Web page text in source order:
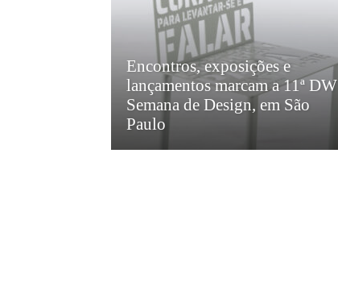
Encontros, exposições e
lançamentos marcam a 11ª DW
Semana de Design, em São
Paulo